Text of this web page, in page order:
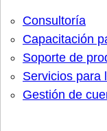
Consultoría
Capacitación
Soporte de
Servicios para
Gestión de